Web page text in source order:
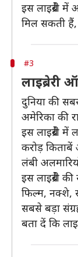
इस लाइब्रेरी
मिल सकती हैं,
#3
लाइब्रेरी
दुनिया की
अमेरिका की
इस लाइब्रेरी
करोड़ किताबें
लंबी
इस लाइब्रेरी
फिल्म, नक्शे,
सबसे बड़ा
बता दें कि